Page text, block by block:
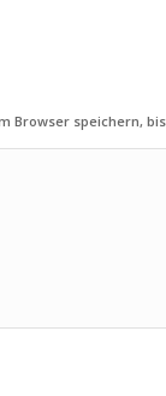
Browser speichern,